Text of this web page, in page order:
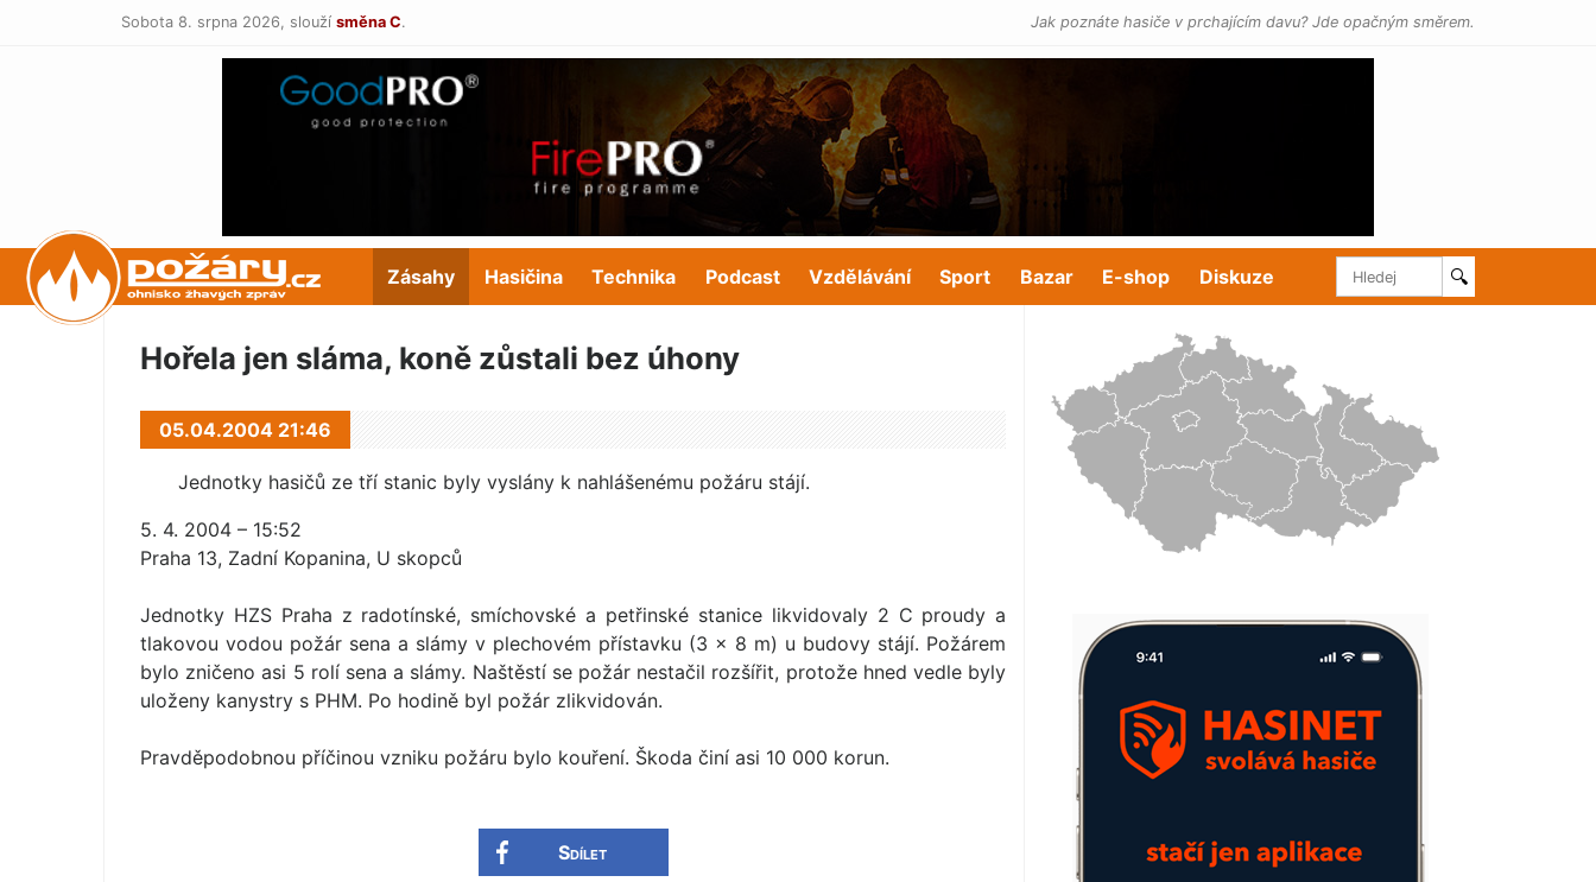
Sobota 8. srpna 2026, slouží směna C. Jak poznáte hasiče v prchajícím davu? Jde opačným směrem.
POŽÁRY.cz Zásahy Hasičina Technika Podcast Vzdělávání Sport Bazar E-shop Diskuze 🔍
Hořela jen sláma, koně zůstali bez úhony
05.04.2004 21:46
Jednotky hasičů ze tří stanic byly vyslány k nahlášenému požáru stájí.
5. 4. 2004 – 15:52
Praha 13, Zadní Kopanina, U skopců
Jednotky HZS Praha z radotínské, smíchovské a petřinské stanice likvidovaly 2 C proudy a
tlakovou vodou požár sena a slámy v plechovém přístavku (3 × 8 m) u budovy stájí. Požárem
bylo zničeno asi 5 rolí sena a slámy. Naštěstí se požár nestačil rozšířit, protože hned vedle byly
uloženy kanystry s PHM. Po hodině byl požár zlikvidován.
Pravděpodobnou příčinou vzniku požáru bylo kouření. Škoda činí asi 10 000 korun.
Sdílet